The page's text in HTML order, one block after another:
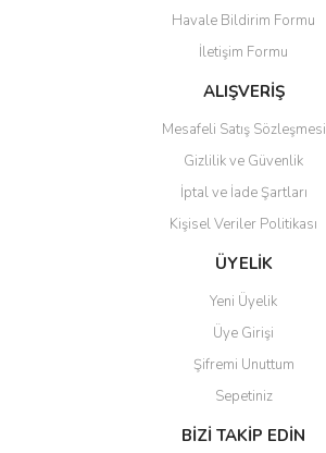
Havale Bildirim Formu
İletişim Formu
ALIŞVERİŞ
Mesafeli Satış Sözleşmesi
Gizlilik ve Güvenlik
İptal ve İade Şartları
Kişisel Veriler Politikası
ÜYELİK
Yeni Üyelik
Üye Girişi
Şifremi Unuttum
Sepetiniz
BİZİ TAKİP EDİN